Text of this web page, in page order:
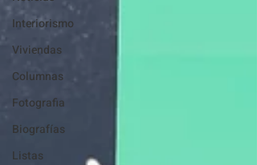
Interiorismo
Viviendas
Columnas
Fotografia
Biografías
Listas